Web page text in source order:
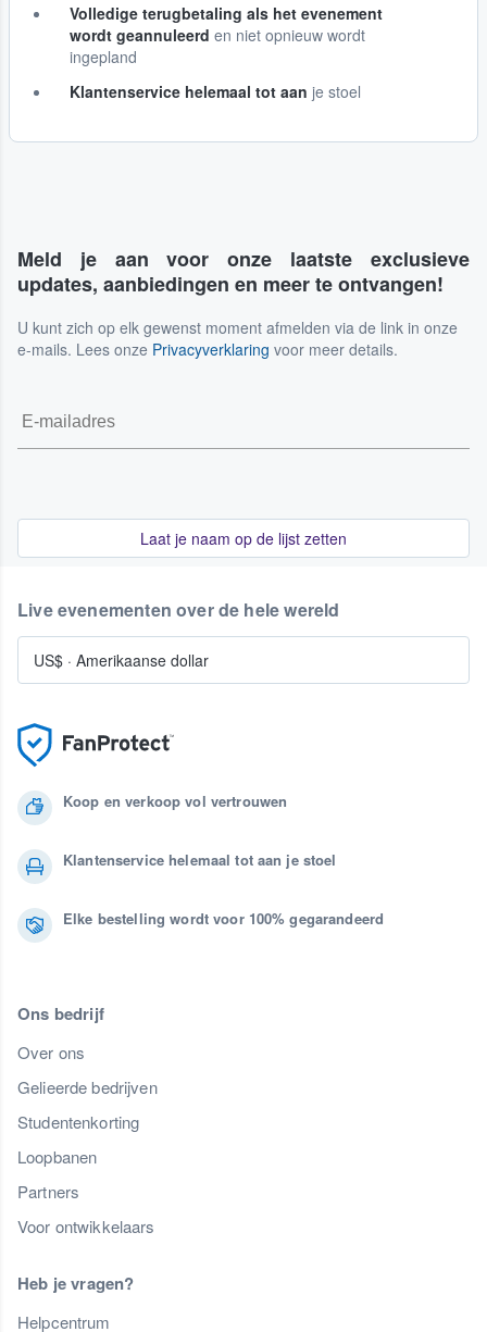
Volledige terugbetaling als het evenement
wordt geannuleerd en niet opnieuw wordt
ingepland
Klantenservice helemaal tot aan je stoel
Meld je aan voor onze laatste exclusieve
updates, aanbiedingen en meer te ontvangen!
U kunt zich op elk gewenst moment afmelden via de link in onze
e-mails. Lees onze Privacyverklaring voor meer details.
Laat je naam op de lijst zetten
Koop en verkoop vol vertrouwen
Klantenservice helemaal tot aan je stoel
Elke bestelling wordt voor 100% gegarandeerd
Ons bedrijf
Over ons
Gelieerde bedrijven
Studentenkorting
Loopbanen
Partners
Voor ontwikkelaars
Heb je vragen?
Helpcentrum
Live evenementen over de hele wereld
US$ · Amerikaanse dollar